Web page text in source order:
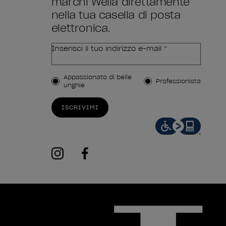
nella tua casella di posta
elettronica.
Inserisci il tuo indirizzo e-mail *
Tipo di cliente
Appassionato di belle
unghie
Professionista
ISCRIVIMI